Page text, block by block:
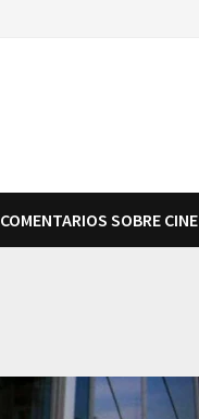
COMENTARIOS SOBRE CINE